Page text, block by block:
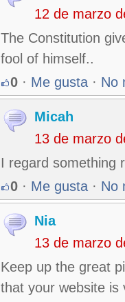
12 de marzo
The Constitution
fool of himself..
0 · Me gusta · No
Micah
13 de marzo
I regard something
0 · Me gusta · No
Nia
13 de marzo
Keep up the great
that your website is